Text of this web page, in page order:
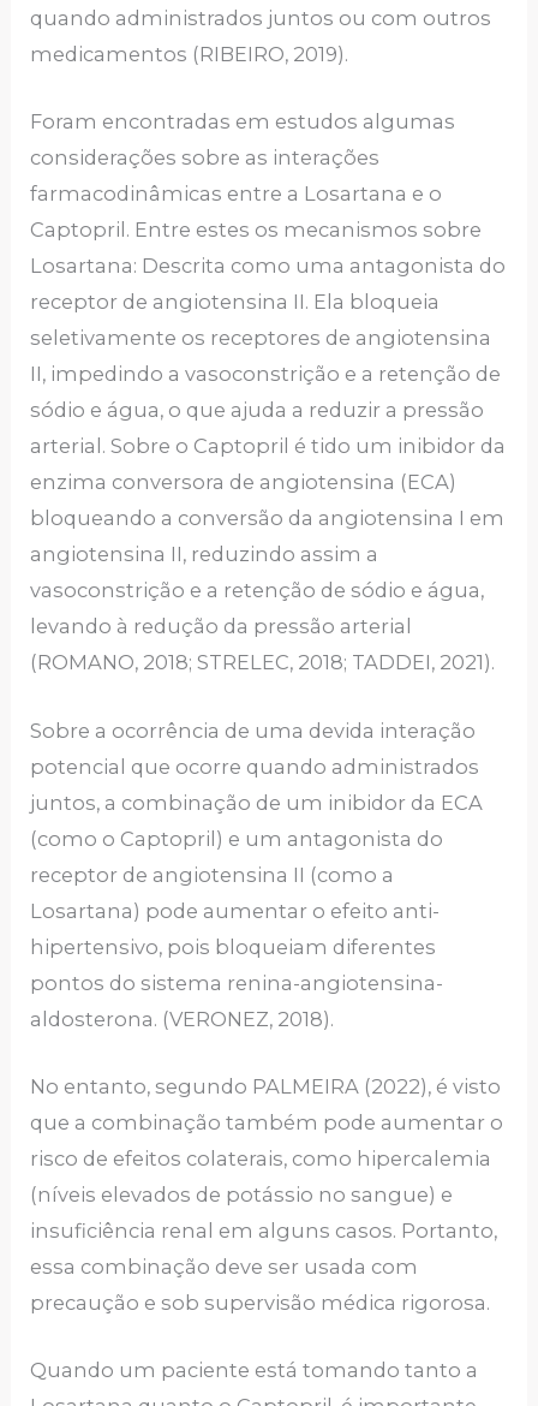
quando administrados juntos ou com outros
medicamentos (RIBEIRO, 2019).
Foram encontradas em estudos algumas
considerações sobre as interações
farmacodinâmicas entre a Losartana e o
Captopril. Entre estes os mecanismos sobre
Losartana: Descrita como uma antagonista do
receptor de angiotensina II. Ela bloqueia
seletivamente os receptores de angiotensina
II, impedindo a vasoconstrição e a retenção de
sódio e água, o que ajuda a reduzir a pressão
arterial. Sobre o Captopril é tido um inibidor da
enzima conversora de angiotensina (ECA)
bloqueando a conversão da angiotensina I em
angiotensina II, reduzindo assim a
vasoconstrição e a retenção de sódio e água,
levando à redução da pressão arterial
(ROMANO, 2018; STRELEC, 2018; TADDEI, 2021).
Sobre a ocorrência de uma devida interação
potencial que ocorre quando administrados
juntos, a combinação de um inibidor da ECA
(como o Captopril) e um antagonista do
receptor de angiotensina II (como a
Losartana) pode aumentar o efeito anti-
hipertensivo, pois bloqueiam diferentes
pontos do sistema renina-angiotensina-
aldosterona. (VERONEZ, 2018).
No entanto, segundo PALMEIRA (2022), é visto
que a combinação também pode aumentar o
risco de efeitos colaterais, como hipercalemia
(níveis elevados de potássio no sangue) e
insuficiência renal em alguns casos. Portanto,
essa combinação deve ser usada com
precaução e sob supervisão médica rigorosa.
Quando um paciente está tomando tanto a